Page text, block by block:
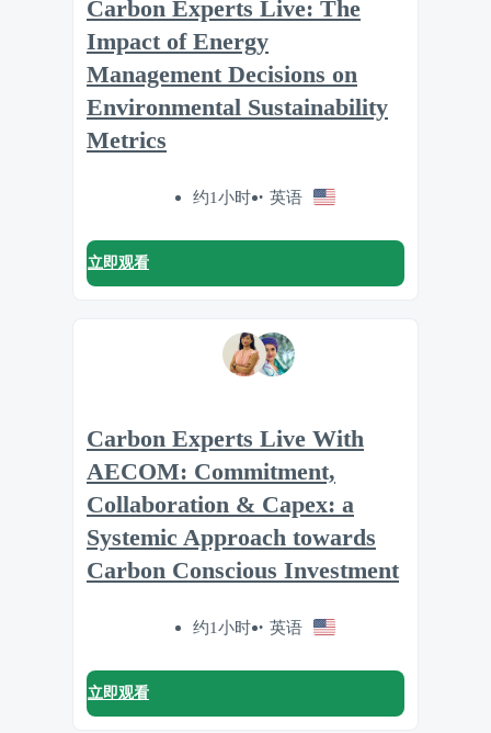
Carbon Experts Live: The
Impact of Energy
Management Decisions on
Environmental Sustainability
Metrics
约1小时 英语
立即观看
Carbon Experts Live With
AECOM: Commitment,
Collaboration & Capex: a
Systemic Approach towards
Carbon Conscious Investment
约1小时 英语
立即观看